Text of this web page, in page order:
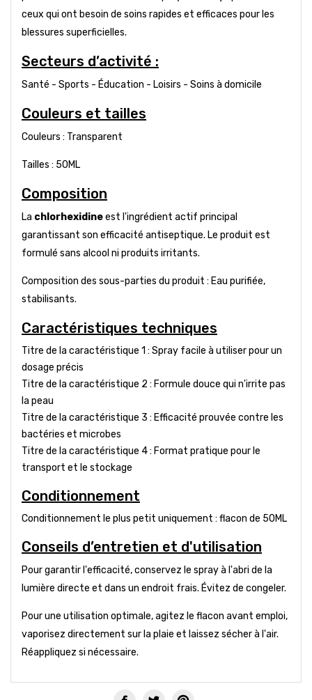
ceux qui ont besoin de soins rapides et efficaces pour les
blessures superficielles.
Secteurs d’activité :
Santé - Sports - Éducation - Loisirs - Soins à domicile
Couleurs et tailles
Couleurs : Transparent
Tailles : 50ML
Composition
La chlorhexidineest l'ingrédient actif principal
garantissant son efficacité antiseptique. Le produit est
formulé sans alcool ni produits irritants.
Composition des sous-parties du produit : Eau purifiée,
stabilisants.
Caractéristiques techniques
Titre de la caractéristique 1 : Spray facile à utiliser pour un
dosage précis
Titre de la caractéristique 2 : Formule douce qui n'irrite pas
la peau
Titre de la caractéristique 3 : Efficacité prouvée contre les
bactéries et microbes
Titre de la caractéristique 4 : Format pratique pour le
transport et le stockage
Conditionnement
Conditionnement le plus petit uniquement : flacon de 50ML
Conseils d’entretien et d'utilisation
Pour garantir l'efficacité, conservez le spray à l'abri de la
lumière directe et dans un endroit frais. Évitez de congeler.
Pour une utilisation optimale, agitez le flacon avant emploi,
vaporisez directement sur la plaie et laissez sécher à l'air.
Réappliquez si nécessaire.